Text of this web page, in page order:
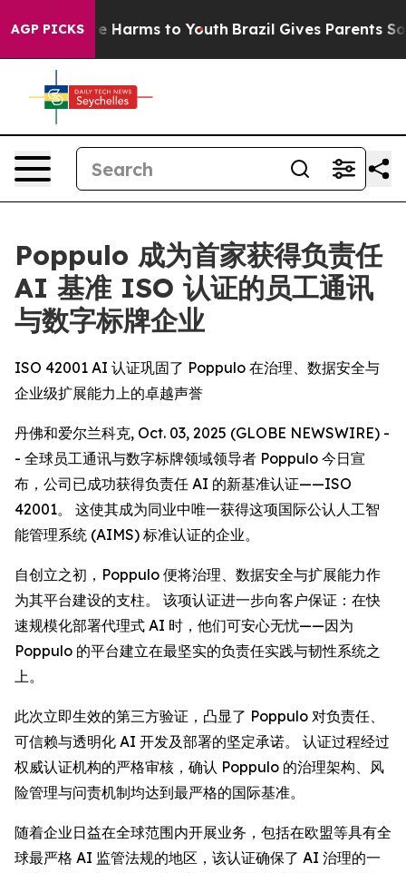
AGP PICKS
to Abate Harms to Youth Brazil Gives Parents
Poppulo 成为首家获得负责任
AI 基准 ISO 认证的员工通讯
与数字标牌企业
ISO 42001 AI 认证巩固了 Poppulo 在治理、数据安全与
企业级扩展能力上的卓越声誉
丹佛和爱尔兰科克, Oct. 03, 2025 (GLOBE NEWSWIRE) -
- 全球员工通讯与数字标牌领域领导者 Poppulo 今日宣
布，公司已成功获得负责任 AI 的新基准认证——ISO
42001。 这使其成为同业中唯一获得这项国际公认人工智
能管理系统 (AIMS) 标准认证的企业。
自创立之初，Poppulo 便将治理、数据安全与扩展能力作
为其平台建设的支柱。 该项认证进一步向客户保证：在快
速规模化部署代理式 AI 时，他们可安心无忧——因为
Poppulo 的平台建立在最坚实的负责任实践与韧性系统之
上。
此次立即生效的第三方验证，凸显了 Poppulo 对负责任、
可信赖与透明化 AI 开发及部署的坚定承诺。 认证过程经过
权威认证机构的严格审核，确认 Poppulo 的治理架构、风
险管理与问责机制均达到最严格的国际基准。
随着企业日益在全球范围内开展业务，包括在欧盟等具有全
球最严格 AI 监管法规的地区，该认证确保了 AI 治理的一